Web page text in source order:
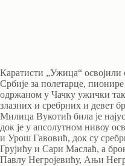
Каратисти „Ужица“
Србије за полетарце,
одржаном у Чачку ужички
злазних и сребрних и девет
Милица Вукотић била је
док је у апсолутном нивоу
и Урош Гавовић, док су
Грујићу и Сари Маслаћ, а
Павлу Негројевићу, Ањи